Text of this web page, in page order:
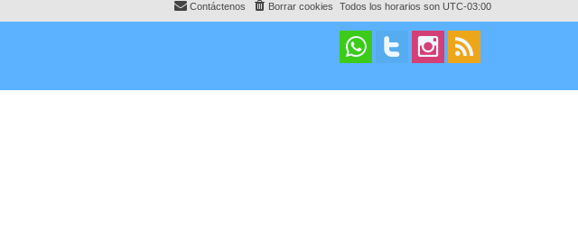
Todos los horarios son UTC-03:00
Borrar cookies
Contáctenos